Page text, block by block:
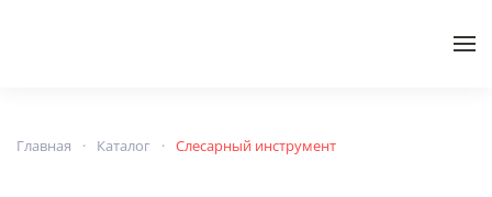
Главная Каталог Слесарный инструмент